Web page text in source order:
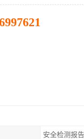
安全检测报